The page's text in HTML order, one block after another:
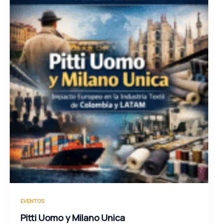
EVENTOS
Pitti Uomo y Milano Unica